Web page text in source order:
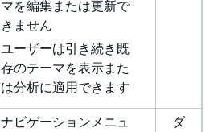
マを編集または更新で
きません
ユーザーは引き続き既
存のテーマを表示また
は分析に適用できます
ナビゲーションメニュ
ダ